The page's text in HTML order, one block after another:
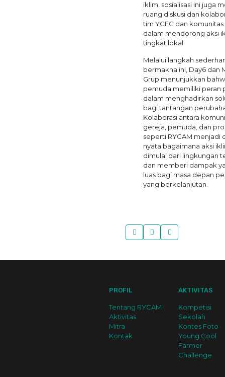
iklim, sosialisasi ini juga
ruang diskusi dan
tim YCFC dan
dalam mendorong aksi
tingkat lokal.
Melalui langkah
bermakna ini, Day6 dan
Grup menunjukkan
pemuda memiliki peran
dalam menghadirkan
bagi tantangan
Kolaborasi antara
gereja, pemuda, dan
seperti RYCAM menjadi
nyata bagaimana aksi
dimulai dari lingkungan
dan memberi dampak
luas bagi masa depan
yang berkelanjutan.
PROFIL
Tentang RYCAM
Aktivitas
Mitra
Kontak
AKTIVITAS
Kompetisi
Sekolah
Kontes Foto
Young Cool
Farmer
Challenge